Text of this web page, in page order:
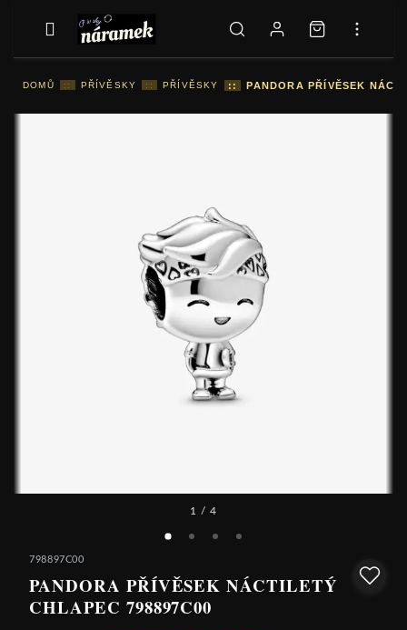
DOMŮ :: PŘÍVĚSKY :: PŘÍVĚSKY :: PANDORA PŘÍVĚSEK
1 / 4
798897C00
PANDORA PŘÍVĚSEK NÁCTILETÝ
CHLAPEC 798897C00